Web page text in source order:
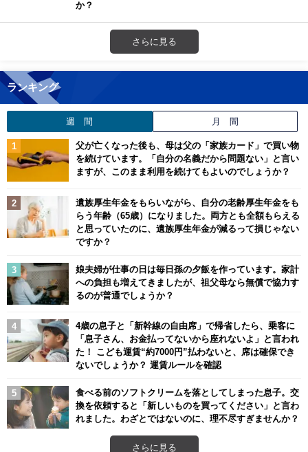
か？
さらに見る
ランキング
週 間 月 間
父が亡くなった後も、母は父の「家族カード」で買い物
を続けています。「自分の名義だから問題ない」と言い
ますが、このまま利用を続けてもよいのでしょうか？
遺族厚生年金をもらいながら、自分の老齢厚生年金をも
らう年齢（65歳）になりました。両方とも全額もらえる
と思っていたのに、遺族厚生年金が減るって損じゃない
ですか？
娘夫婦が仕事の日は毎日孫の夕飯を作っています。家計
への負担も増えてきましたが、祖父母なら無償で協力す
るのが普通でしょうか？
4歳の息子と「新幹線の自由席」で帰省したら、乗客に
「息子さん、お金払ってないから座れないよ」と言われ
た！ こども運賃“約7000円”払わないと、席は確保でき
ないでしょうか？ 運賃ルールを確認
食べる前のソフトクリームを落としてしまった息子。交
換を依頼すると「新しいものを買ってください」と言わ
れました。わざとではないのに、理不尽すぎませんか？
さらに見る